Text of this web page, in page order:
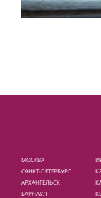
МОСКВА
САНКТ-ПЕТЕРБУРГ
АРХАНГЕЛЬСК
БАРНАУЛ